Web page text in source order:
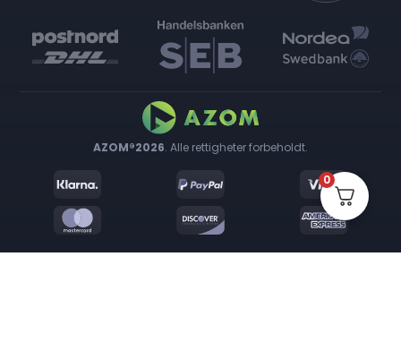
AZOM®2026. Alle rettigheter forbeholdt.
0